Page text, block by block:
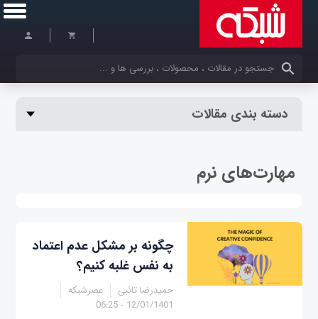
کلمات کلیدی خود را وارد کنید
دسته بندی مقالات
مهارت‌های نرم
چگونه بر مشکل عدم اعتماد
به نفس غلبه کنیم؟
حمیدرضا تائبی
عصرشبکه
12/01/1401 - 06:25